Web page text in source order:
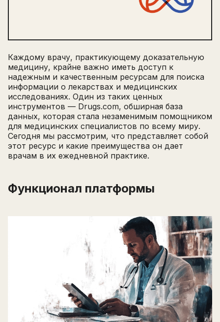
Каждому врачу, практикующему доказательную
медицину, крайне важно иметь доступ к
надежным и качественным ресурсам для поиска
информации о лекарствах и медицинских
исследованиях. Один из таких ценных
инструментов — Drugs.com, обширная база
данных, которая стала незаменимым помощником
для медицинских специалистов по всему миру.
Сегодня мы рассмотрим, что представляет собой
этот ресурс и какие преимущества он дает
врачам в их ежедневной практике.
Функционал платформы